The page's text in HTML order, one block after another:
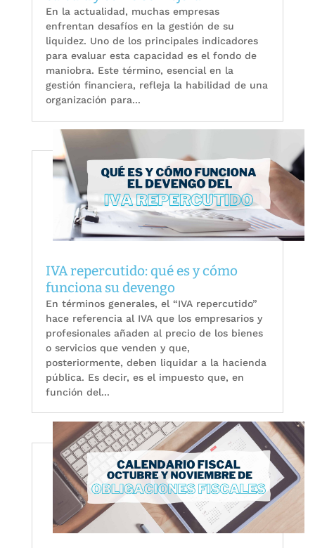
En la actualidad, muchas empresas
enfrentan desafíos en la gestión de su
liquidez. Uno de los principales indicadores
para evaluar esta capacidad es el fondo de
maniobra. Este término, esencial en la
gestión financiera, refleja la habilidad de una
organización para...
IVA repercutido: qué es y cómo
funciona su devengo
En términos generales, el “IVA repercutido”
hace referencia al IVA que los empresarios y
profesionales añaden al precio de los bienes
o servicios que venden y que,
posteriormente, deben liquidar a la hacienda
pública. Es decir, es el impuesto que, en
función del...